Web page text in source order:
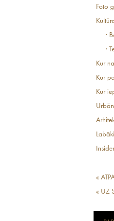
Foto
·
·
Kur
Kur
Kur
«
« UZ